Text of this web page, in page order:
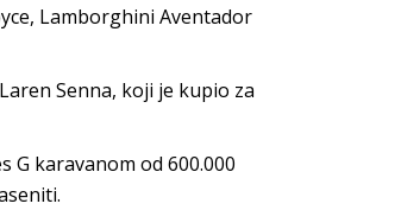
Lamborghini Aventador
Senna, koji je kupio za
G karavanom od 600.000